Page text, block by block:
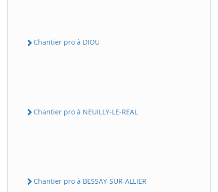
Chantier pro à DIOU
Chantier pro à NEUILLY-LE-REAL
Chantier pro à BESSAY-SUR-ALLIER